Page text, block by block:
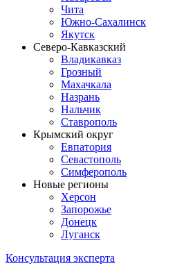
Чита
Южно-Сахалинск
Якутск
Северо-Кавказский
Владикавказ
Грозный
Махачкала
Назрань
Нальчик
Ставрополь
Крымский округ
Евпатория
Севастополь
Симферополь
Новые регионы
Херсон
Запорожье
Донецк
Луганск
Консультация эксперта